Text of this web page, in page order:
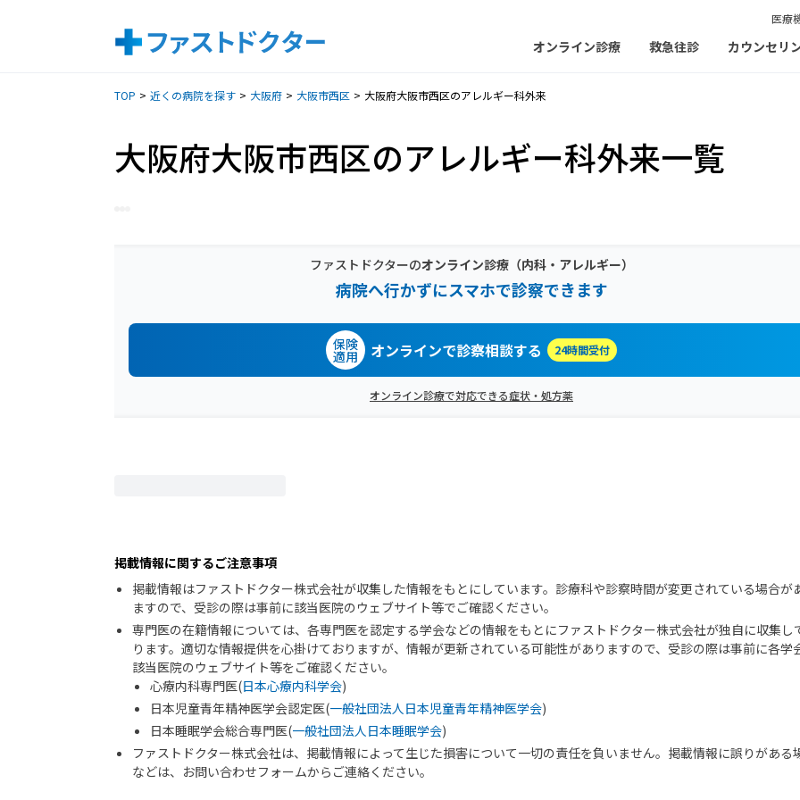
医療
オンライン診療 救急往診 カウンセリ
TOP 近くの病院を探す 大阪府 大阪市西区 大阪府大阪市西区のアレルギー科外来
大阪府大阪市西区のアレルギー科外来一覧
ファストドクターのオンライン診療（内科・アレルギー）
病院へ行かずにスマホで診察できます
保険
適用 オンラインで診察相談する 24時間受付
オンライン診療で対応できる症状・処方薬
掲載情報に関するご注意事項
掲載情報はファストドクター株式会社が収集した情報をもとにしています。診療科や診察時間が変更されている場合が
ますので、受診の際は事前に該当医院のウェブサイト等でご確認ください。
専門医の在籍情報については、各専門医を認定する学会などの情報をもとにファストドクター株式会社が独自に収集し
ります。適切な情報提供を心掛けておりますが、情報が更新されている可能性がありますので、受診の際は事前に各学
該当医院のウェブサイト等をご確認ください。
心療内科専門医(日本心療内科学会)
日本児童青年精神医学会認定医(一般社団法人日本児童青年精神医学会)
日本睡眠学会総合専門医(一般社団法人日本睡眠学会)
ファストドクター株式会社は、掲載情報によって生じた損害について一切の責任を負いません。掲載情報に誤りがある
などは、お問い合わせフォームからご連絡ください。